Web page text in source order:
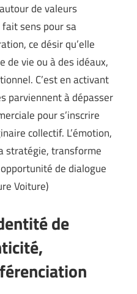
de valeurs
sens pour sa
ce désir qu’elle
de vie ou à des idéaux,
C’est en activant
parviennent à dépasser
pour s’inscrire
collectif. L’émotion,
stratégie, transforme
de dialogue
Voiture)
de